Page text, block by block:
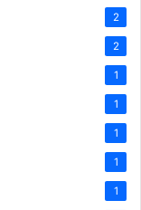
2
2
1
1
1
1
1